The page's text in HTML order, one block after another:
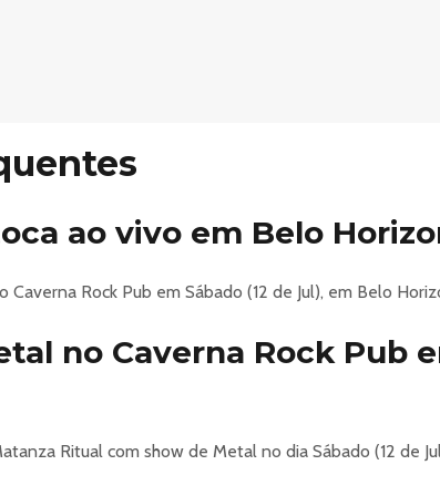
— guitarrista do Masterplan e ex-Helloween —
18 anos (acompanhados dos pais ou responsáveis)
ao vivo em Belo
Rock Pub em Sábado (12 de Jul), em Belo
no Caverna Rock Pub
Ritual com show de Metal no dia Sábado (12 de